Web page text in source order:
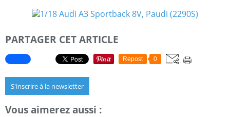
PARTAGER CET ARTICLE
Repost 0
S'inscrire à la newsletter
Vous aimerez aussi :